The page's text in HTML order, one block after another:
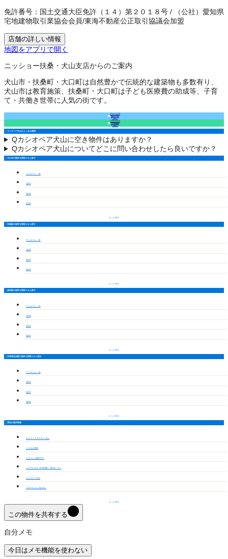
免許番号： 国土交通大臣免許（１４）第２０１８号 /
（公社）愛知県
宅地建物取引業協会会員/東海不動産公正取引協議会加盟
店舗の詳しい情報
地図をアプリで開く
ニッショー扶桑・犬山支店からのご案内
犬山市・扶桑町・大口町は自然豊かで伝統的な建築物も多数有り、
犬山市は教育施策、扶桑町・大口町は子ども医療費の助成等、子育
て・共働き世帯に人気の街です。
フォームで
来店予約
（無料）
フォームで
空室確認
（無料）
カシオペア犬山のよくある質問
Qカシオペア犬山に空き物件はありますか？
Qカシオペア犬山についてどこに問い合わせしたら良いですか？
犬山市の物件を間取りから探す
ワンルーム・1K
1LDK
2LDK
3LDK
もっと見る
羽黒駅の物件を間取りから探す
ワンルーム・1K
1LDK
2LDK
3LDK
もっと見る
楽田駅の物件を間取りから探す
ワンルーム・1K
1LDK
2LDK
3LDK
もっと見る
田県神社前駅の物件を間取りから探す
ワンルーム・1K
1LDK
2LDK
3LDK
もっと見る
周辺の物件情報
ＥＡＳＴ ＣＯＵＲＴ 犬山
ジュセル高見
レオパレス橋爪中Ⅱ
パドマヒルズ（PADMA HILLS ４）
キャスティ犬山
レオパレスしろひがし
もっと見る
この物件を共有する
自分メモ
今日はメモ機能を使わない